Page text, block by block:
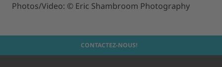
Photos/Video: © Eric Shambroom Photography
CONTACTEZ-NOUS!